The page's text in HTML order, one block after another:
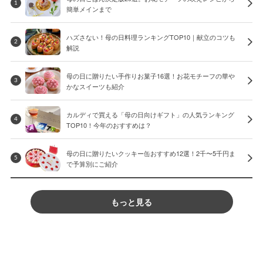
1
簡単メインまで
2
ハズさない！母の日料理ランキングTOP10｜献立のコツも
解説
3
母の日に贈りたい手作りお菓子16選！お花モチーフの華や
かなスイーツも紹介
4
カルディで買える「母の日向けギフト」の人気ランキング
TOP10！今年のおすすめは？
5
母の日に贈りたいクッキー缶おすすめ12選！2千〜5千円ま
で予算別にご紹介
もっと見る